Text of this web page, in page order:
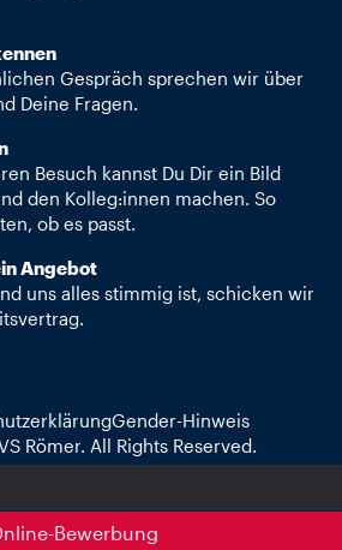
Gespräch sprechen wir über
Deine Fragen.
Besuch kannst Du Dir ein Bild
den Kolleg:innen machen. So
ob es passt.
Angebot
uns alles stimmig ist, schicken wir
Gender-Hinweis
Römer. All Rights Reserved.
Bewerbung